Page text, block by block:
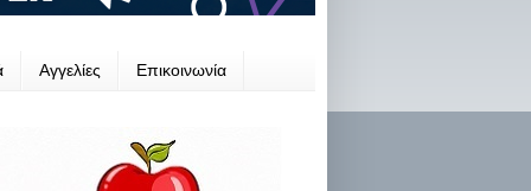
Αγγελίες Επικοινωνία